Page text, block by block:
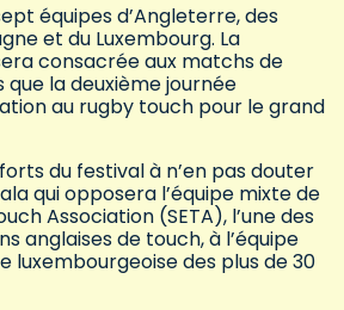
équipes d’Angleterre, des
et du Luxembourg. La
consacrée aux matchs de
la deuxième journée
au rugby touch pour le grand
du festival à n’en pas douter
qui opposera l’équipe mixte de
Association (SETA), l’une des
anglaises de touch, à l’équipe
luxembourgeoise des plus de 30